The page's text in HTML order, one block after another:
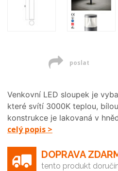
poslat
Venkovní LED sloupek je
které svítí 3000K teplou,
konstrukce je lakovaná v
celý popis >
DOPRAVA
tento produkt